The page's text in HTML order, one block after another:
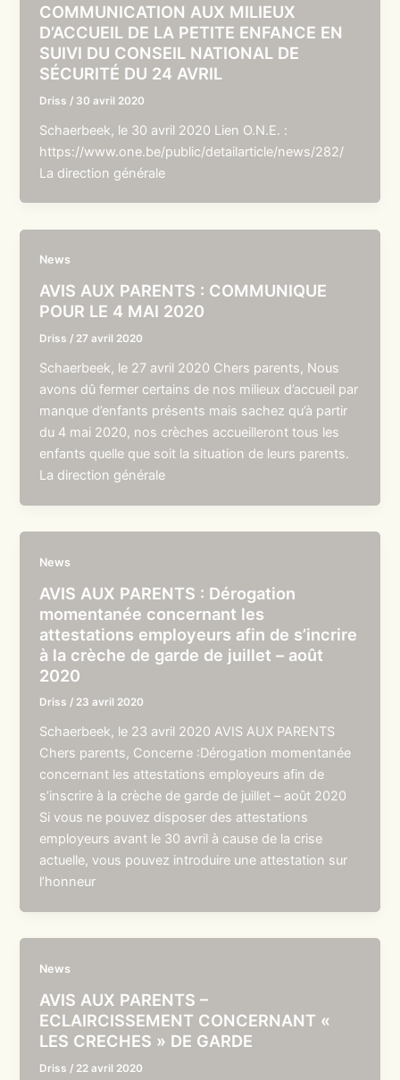
COMMUNICATION AUX MILIEUX
D’ACCUEIL DE LA PETITE ENFANCE EN
SUIVI DU CONSEIL NATIONAL DE
SÉCURITÉ DU 24 AVRIL
Driss / 30 avril 2020
Schaerbeek, le 30 avril 2020 Lien O.N.E. :
https://www.one.be/public/detailarticle/news/282/
La direction générale
News
AVIS AUX PARENTS : COMMUNIQUE
POUR LE 4 MAI 2020
Driss / 27 avril 2020
Schaerbeek, le 27 avril 2020 Chers parents, Nous
avons dû fermer certains de nos milieux d’accueil par
manque d’enfants présents mais sachez qu’à partir
du 4 mai 2020, nos crèches accueilleront tous les
enfants quelle que soit la situation de leurs parents.
La direction générale
News
AVIS AUX PARENTS : Dérogation
momentanée concernant les
attestations employeurs afin de s’incrire
à la crèche de garde de juillet – août
2020
Driss / 23 avril 2020
Schaerbeek, le 23 avril 2020 AVIS AUX PARENTS
Chers parents, Concerne :Dérogation momentanée
concernant les attestations employeurs afin de
s’inscrire à la crèche de garde de juillet – août 2020
Si vous ne pouvez disposer des attestations
employeurs avant le 30 avril à cause de la crise
actuelle, vous pouvez introduire une attestation sur
l’honneur
News
AVIS AUX PARENTS –
ECLAIRCISSEMENT CONCERNANT «
LES CRECHES » DE GARDE
Driss / 22 avril 2020